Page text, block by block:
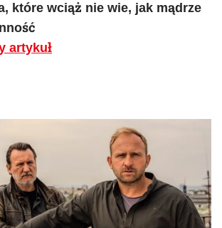
które wciąż nie wie, jak mądrze
artykuł